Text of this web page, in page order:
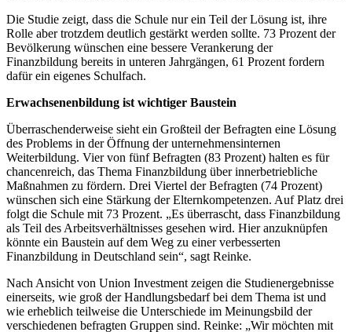
Die Studie zeigt, dass die Schule nur ein Teil der Lösung ist, ihre
Rolle aber trotzdem deutlich gestärkt werden sollte. 73 Prozent der
Bevölkerung wünschen eine bessere Verankerung der
Finanzbildung bereits in unteren Jahrgängen, 61 Prozent fordern
dafür ein eigenes Schulfach.
Erwachsenenbildung ist wichtiger Baustein
Überraschenderweise sieht ein Großteil der Befragten eine Lösung
des Problems in der Öffnung der unternehmensinternen
Weiterbildung. Vier von fünf Befragten (83 Prozent) halten es für
chancenreich, das Thema Finanzbildung über innerbetriebliche
Maßnahmen zu fördern. Drei Viertel der Befragten (74 Prozent)
wünschen sich eine Stärkung der Elternkompetenzen. Auf Platz drei
folgt die Schule mit 73 Prozent. „Es überrascht, dass Finanzbildung
als Teil des Arbeitsverhältnisses gesehen wird. Hier anzuknüpfen
könnte ein Baustein auf dem Weg zu einer verbesserten
Finanzbildung in Deutschland sein“, sagt Reinke.
Nach Ansicht von Union Investment zeigen die Studienergebnisse
einerseits, wie groß der Handlungsbedarf bei dem Thema ist und
wie erheblich teilweise die Unterschiede im Meinungsbild der
verschiedenen befragten Gruppen sind. Reinke: „Wir möchten mit